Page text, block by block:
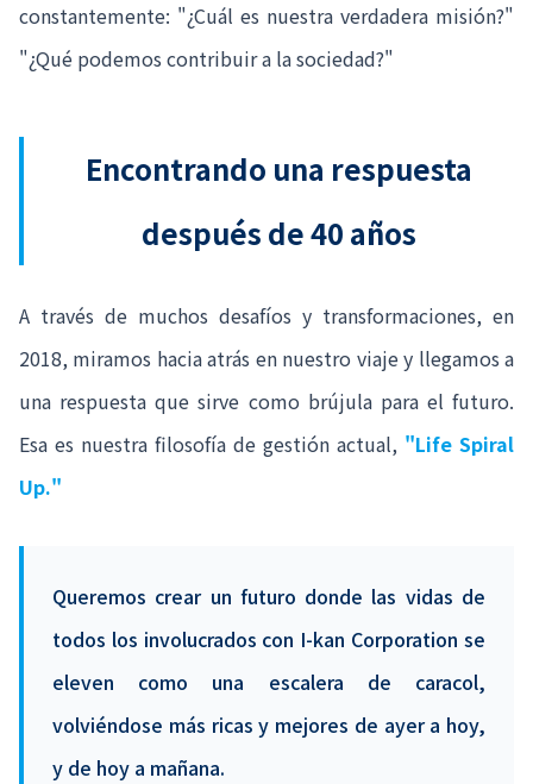
constantemente: "¿Cuál es nuestra verdadera misión?"
"¿Qué podemos contribuir a la sociedad?"
Encontrando una respuesta
después de 40 años
A través de muchos desafíos y transformaciones, en
2018, miramos hacia atrás en nuestro viaje y llegamos a
una respuesta que sirve como brújula para el futuro.
Esa es nuestra filosofía de gestión actual, "Life Spiral
Up."
Queremos crear un futuro donde las vidas de
todos los involucrados con I-kan Corporation se
eleven como una escalera de caracol,
volviéndose más ricas y mejores de ayer a hoy,
y de hoy a mañana.